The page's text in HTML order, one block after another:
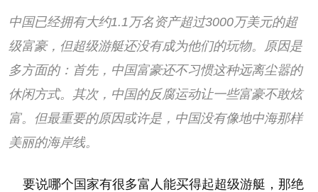
中国已经拥有大约1.1万名资产超过3000万美元的超
级富豪，但超级游艇还没有成为他们的玩物。原因是
多方面的：首先，中国富豪还不习惯这种远离尘嚣的
休闲方式。其次，中国的反腐运动让一些富豪不敢炫
富。但最重要的原因或许是，中国没有像地中海那样
美丽的海岸线。
要说哪个国家有很多富人能买得起超级游艇，那绝